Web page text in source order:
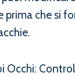
prima che si
Occhi: